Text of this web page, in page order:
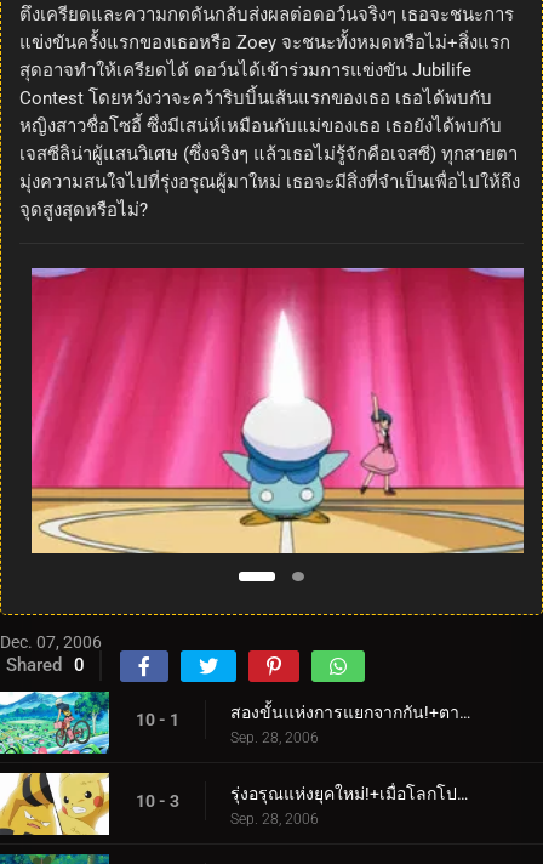
ตึงเครียดและความกดดันกลับส่งผลต่อดอว์นจริงๆ เธอจะชนะการ
แข่งขันครั้งแรกของเธอหรือ Zoey จะชนะทั้งหมดหรือไม่+สิ่งแรก
สุดอาจทำให้เครียดได้ ดอว์นได้เข้าร่วมการแข่งขัน Jubilife
Contest โดยหวังว่าจะคว้าริบบิ้นเส้นแรกของเธอ เธอได้พบกับ
หญิงสาวชื่อโซอี้ ซึ่งมีเสน่ห์เหมือนกับแม่ของเธอ เธอยังได้พบกับ
เจสซีลิน่าผู้แสนวิเศษ (ซึ่งจริงๆ แล้วเธอไม่รู้จักคือเจสซี) ทุกสายตา
มุ่งความสนใจไปที่รุ่งอรุณผู้มาใหม่ เธอจะมีสิ่งที่จำเป็นเพื่อไปให้ถึง
จุดสูงสุดหรือไม่?
Dec. 07, 2006
Shared 0
10 - 1 สองขั้นแห่งการแยกจากกัน!+ตามการเดินทางของหญิงสาว!
Sep. 28, 2006
10 - 3 รุ่งอรุณแห่งยุคใหม่!+เมื่อโลกโปเกมอนมาปะทะกัน!
Sep. 28, 2006